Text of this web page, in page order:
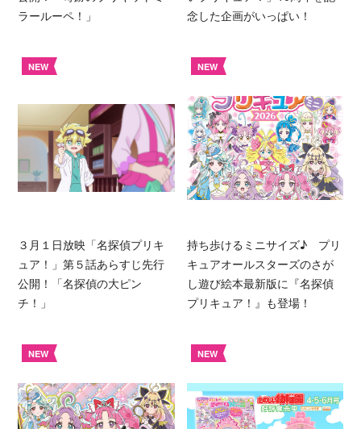
ラールーペ！」
念した企画がいっぱい！
NEW
３月１日放映「名探偵プリキ
ュア！」第５話あらすじ先行
公開！「名探偵の大ピン
チ！」
NEW
持ち歩けるミニサイズ♪ プリ
キュアオールスターズのさが
し遊び絵本最新版に『名探偵
プリキュア！』も登場！
NEW NEW